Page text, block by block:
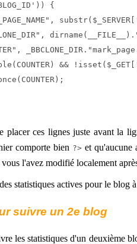
{
&&
placer ces lignes juste avant la
comporte bien ?> et qu'aucune
l'avez modifié localement
statistiques actives pour le blog
suivre un 2e blog
les statistiques d'un deuxième